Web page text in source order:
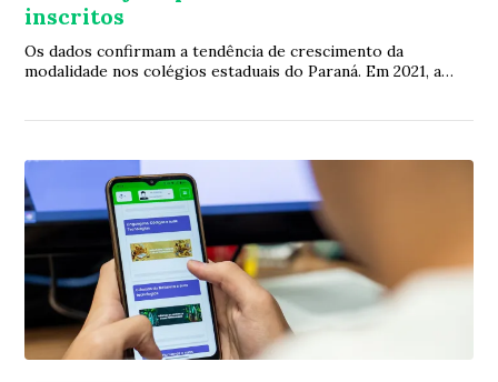
inscritos
Os dados confirmam a tendência de crescimento da
modalidade nos colégios estaduais do Paraná. Em 2021, a